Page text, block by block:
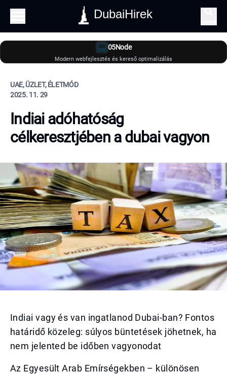
DubaiHirek
05Node
Modern webfejlesztés és kereső optimalizálás
UAE, ÜZLET, ÉLETMÓD
2025. 11. 29
Indiai adóhatóság
célkeresztjében a dubai vagyon
Indiai vagy és van ingatlanod Dubai-ban? Fontos
határidő közeleg: súlyos büntetések jöhetnek, ha
nem jelented be időben vagyonodat
Az Egyesült Arab Emírségekben – különösen